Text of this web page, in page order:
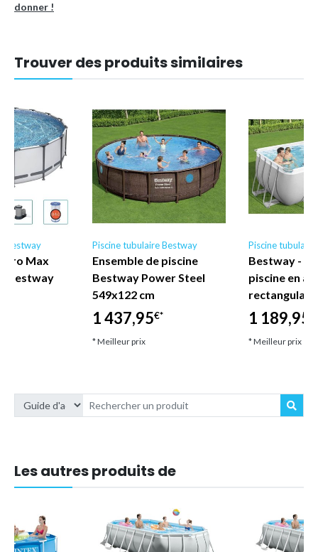
Montage facile :
Type de piscine
Référence (EAN)
donner !
Trouver des produits similaires
Bestway
Pro Max
Bestway
Piscine tubulaire Bestway
Ensemble de piscine
Bestway Power Steel
549x122 cm
1 437,95€*
* Meilleur prix
Piscine
Bestway -
piscine en
1 189,95
* Meilleur prix
Les autres produits de